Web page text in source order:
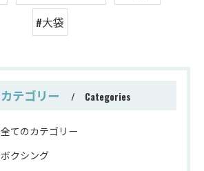
#大袋
カテゴリー Categories
全てのカテゴリー
ボクシング